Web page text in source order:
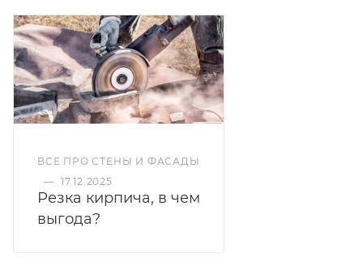
ВСЕ ПРО СТЕНЫ И ФАСАДЫ
— 17.12.2025
Резка кирпича, в чем
выгода?